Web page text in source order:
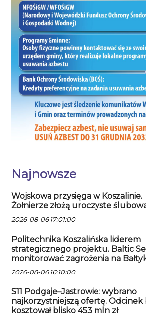
Najnowsze
Wojskowa przysięga w Koszalinie.
Żołnierze złożą uroczyste
2026-08-06 17:01:00
Politechnika Koszalińska liderem
strategicznego projektu. Baltic
monitorować zagrożenia na
2026-08-06 16:10:00
S11 Podgaje–Jastrowie: wybrano
najkorzystniejszą ofertę. Odcinek
kosztował blisko 453 mln zł